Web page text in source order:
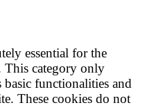
essential for the
This category only
basic functionalities and
These cookies do not